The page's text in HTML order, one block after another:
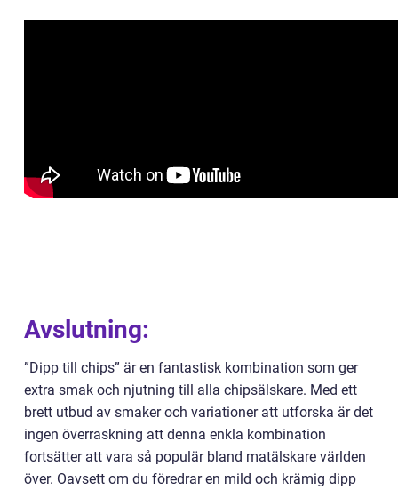
Avslutning:
”Dipp till chips” är en fantastisk kombination som ger
extra smak och njutning till alla chipsälskare. Med ett
brett utbud av smaker och variationer att utforska är det
ingen överraskning att denna enkla kombination
fortsätter att vara så populär bland matälskare världen
över. Oavsett om du föredrar en mild och krämig dipp